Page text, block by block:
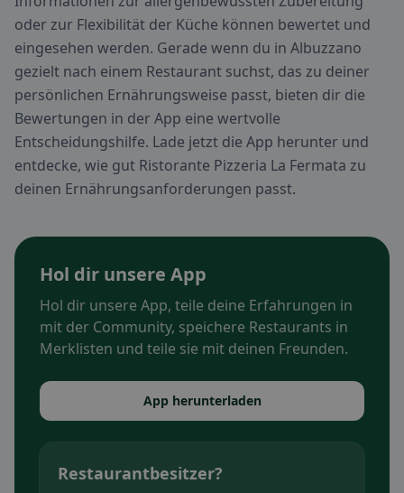
oder zur Flexibilität der Küche können bewertet und
eingesehen werden. Gerade wenn du in Albuzzano
gezielt nach einem Restaurant suchst, das zu deiner
persönlichen Ernährungsweise passt, bieten dir die
Bewertungen in der App eine wertvolle
Entscheidungshilfe. Lade jetzt die App herunter und
entdecke, wie gut Ristorante Pizzeria La Fermata zu
deinen Ernährungsanforderungen passt.
Hol dir unsere App
Hol dir unsere App, teile deine Erfahrungen in
mit der Community, speichere Restaurants in
Merklisten und teile sie mit deinen Freunden.
App herunterladen
Restaurantbesitzer?